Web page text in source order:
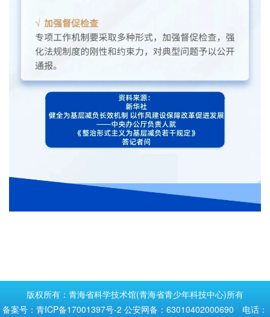
版权所有：青海省科学技术馆(青海省青少年科技中心)所有
备案号：青ICP备17001397号-2 公安网备：63010402000690 电话：